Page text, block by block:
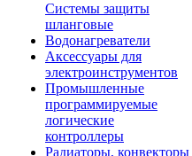
Системы защиты
шланговые
Водонагреватели
Аксессуары для
электроинструментов
Промышленные
программируемые
логические
контроллеры
Радиаторы, конвекторы